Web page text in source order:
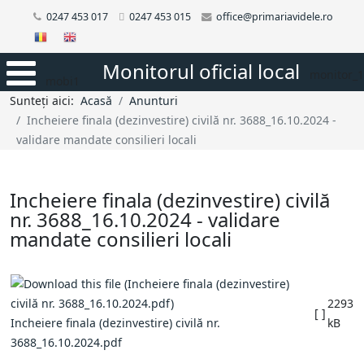
0247 453 017 0247 453 015 office@primariavidele.ro
Monitorul oficial local
Sunteți aici: Acasă
Anunturi
Incheiere finala (dezinvestire) civilă nr. 3688_16.10.2024 -
validare mandate consilieri locali
Incheiere finala (dezinvestire) civilă
nr. 3688_16.10.2024 - validare
mandate consilieri locali
Incheiere finala (dezinvestire) civilă nr.
3688_16.10.2024.pdf
[ ]
2293
kB